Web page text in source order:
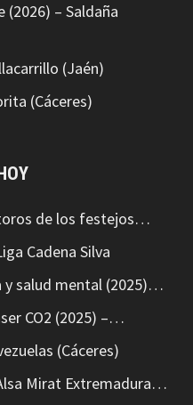
– Saldaña
(Jaén)
(Cáceres)
de los festejos…
Cadena Silva
y salud mental (2025)…
CO2 (2025) –…
(Cáceres)
Mirat Extremadura…